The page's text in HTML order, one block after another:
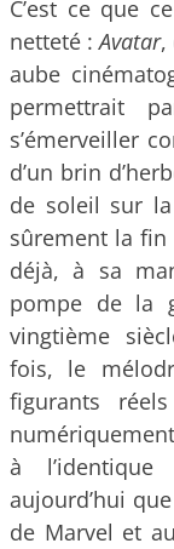
C’est ce que
netteté :Avatar,
aube
permettrait
s’émerveiller
d’un brin
de soleil sur la
sûrement la fin
déjà, à sa
pompe de la
vingtième
fois, le
figurants
à
aujourd’hui
de Marvel et